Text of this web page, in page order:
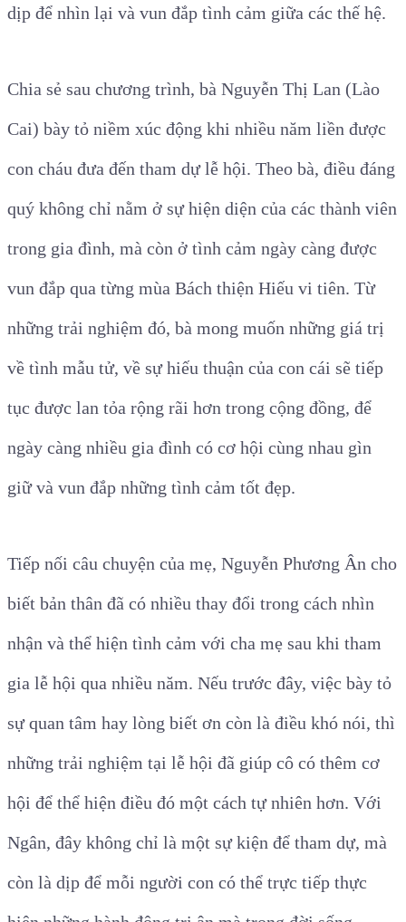
dịp để nhìn lại và vun đắp tình cảm giữa các thế hệ.
Chia sẻ sau chương trình, bà Nguyễn Thị Lan (Lào
Cai) bày tỏ niềm xúc động khi nhiều năm liền được
con cháu đưa đến tham dự lễ hội. Theo bà, điều đáng
quý không chỉ nằm ở sự hiện diện của các thành viên
trong gia đình, mà còn ở tình cảm ngày càng được
vun đắp qua từng mùa Bách thiện Hiếu vi tiên. Từ
những trải nghiệm đó, bà mong muốn những giá trị
về tình mẫu tử, về sự hiếu thuận của con cái sẽ tiếp
tục được lan tỏa rộng rãi hơn trong cộng đồng, để
ngày càng nhiều gia đình có cơ hội cùng nhau gìn
giữ và vun đắp những tình cảm tốt đẹp.
Tiếp nối câu chuyện của mẹ, Nguyễn Phương Ân cho
biết bản thân đã có nhiều thay đổi trong cách nhìn
nhận và thể hiện tình cảm với cha mẹ sau khi tham
gia lễ hội qua nhiều năm. Nếu trước đây, việc bày tỏ
sự quan tâm hay lòng biết ơn còn là điều khó nói, thì
những trải nghiệm tại lễ hội đã giúp cô có thêm cơ
hội để thể hiện điều đó một cách tự nhiên hơn. Với
Ngân, đây không chỉ là một sự kiện để tham dự, mà
còn là dịp để mỗi người con có thể trực tiếp thực